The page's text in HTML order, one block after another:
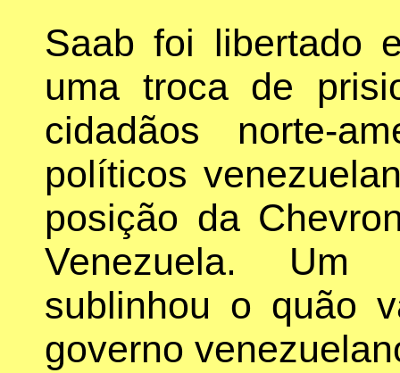
Saab foi libertado
uma troca de
cidadãos norte-
políticos
posição da
Venezuela. Um
sublinhou o quão
governo